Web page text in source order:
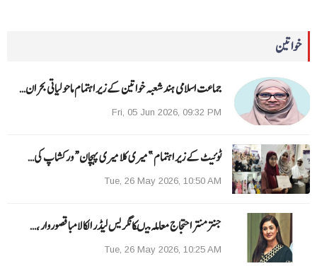
خواتین
جماعت اسلامی ہند شعبہ خواتین کے زیر اہتمام ماحولیاتی بحران…
Fri, 05 Jun 2026, 09:32 PM
ٹوئیٹ کے زیر اہتمام ”میری کلا میری پہچان“ ورکشاپ کی…
Tue, 26 May 2026, 10:50 AM
جنتر منتر احتجاج معاملہ میںکانگریس لیڈر الکا لامبا قصوروار ،…
Tue, 26 May 2026, 10:25 AM